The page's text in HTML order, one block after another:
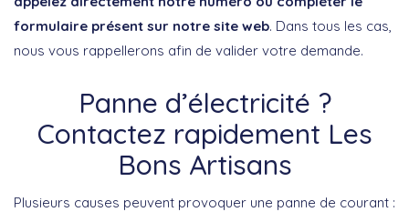
formulaire présent sur notre site web. Dans tous les cas,
nous vous rappellerons afin de valider votre demande.
Panne d’électricité ?
Contactez rapidement Les
Bons Artisans
Plusieurs causes peuvent provoquer une panne de courant :